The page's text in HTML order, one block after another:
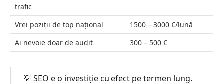
trafic
Vrei poziții de top național
1500 – 3000 €/lună
Ai nevoie doar de audit
300 – 500 €
💡 SEO e o investiție cu efect pe termen lung.